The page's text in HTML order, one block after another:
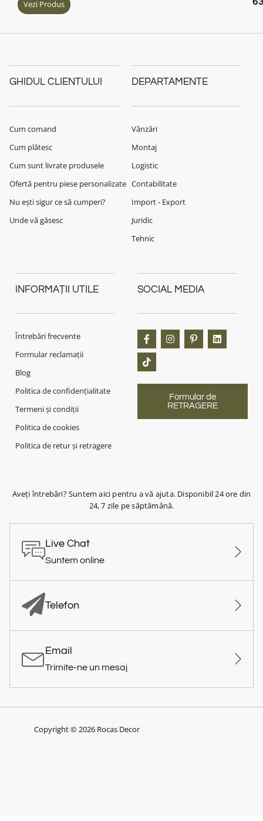
Vezi Produs
GHIDUL CLIENTULUI
Cum comand
Cum plătesc
Cum sunt livrate produsele
Ofertă pentru piese personalizate
Nu ești sigur ce să cumperi?
Unde vă găsesc
DEPARTAMENTE
Vânzări
Montaj
Logistic
Contabilitate
Import - Export
Juridic
Tehnic
INFORMAȚII UTILE
Întrebări frecvente
Formular reclamații
Blog
Politica de confidențialitate
Termeni și condiții
Politica de cookies
Politica de retur și retragere
SOCIAL MEDIA
Formular de
RETRAGERE
Aveți întrebări? Suntem aici pentru a vă ajuta. Disponibil 24 ore din
24, 7 zile pe săptămână.
Live Chat
Suntem online
Telefon
Email
Trimite-ne un mesaj
Copyright © 2026 Rocas Decor